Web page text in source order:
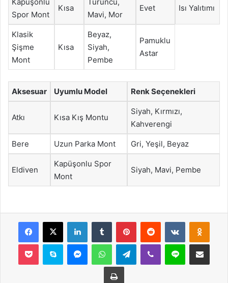
Spor Mont
Kısa
Mavi, Mor
Evet Isı Yalıtımı
Klasik
Şişme
Mont
Kısa
Beyaz,
Siyah,
Pembe
Pamuklu
Astar
Aksesuar Uyumlu Model Renk Seçenekleri
Atkı Kısa Kış Montu
Siyah, Kırmızı,
Kahverengi
Bere Uzun Parka Mont Gri, Yeşil, Beyaz
Eldiven
Kapüşonlu Spor
Mont
Siyah, Mavi, Pembe
Facebook
X LinkedInTumblr PinterestReddit VKontakte
Pocket Skype MessengerWhatsAppTelegramViber Line E-Posta ile
Yazdır